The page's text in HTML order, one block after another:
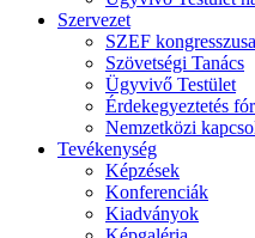
Szervezet
SZEF
Szövetségi Tanács
Ügyvivő Testület
Érdekegyeztetés
Nemzetközi
Tevékenység
Képzések
Konferenciák
Kiadványok